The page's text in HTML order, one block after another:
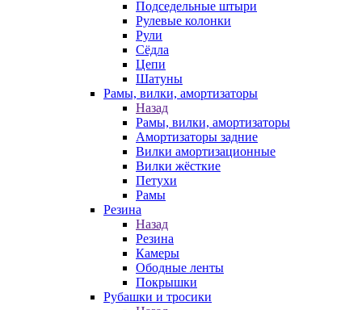
Подседельные штыри
Рулевые колонки
Рули
Сёдла
Цепи
Шатуны
Рамы, вилки, амортизаторы
Назад
Рамы, вилки, амортизаторы
Амортизаторы задние
Вилки амортизационные
Вилки жёсткие
Петухи
Рамы
Резина
Назад
Резина
Камеры
Ободные ленты
Покрышки
Рубашки и тросики